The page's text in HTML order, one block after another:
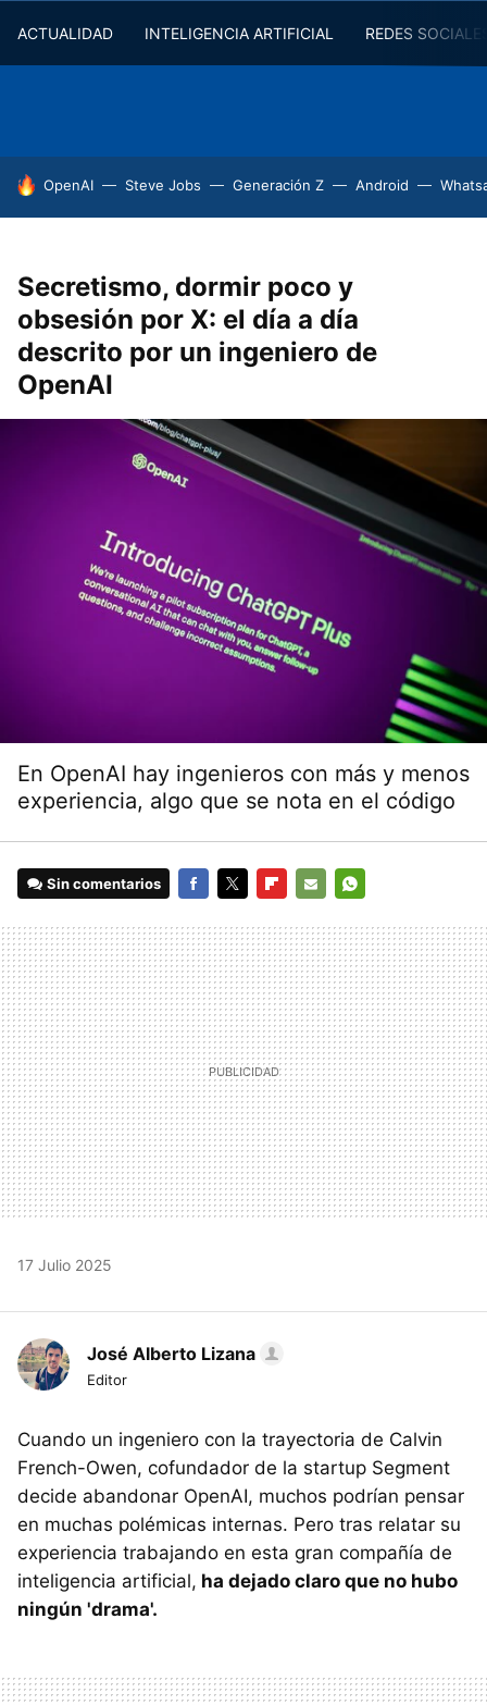
ACTUALIDAD INTELIGENCIA ARTIFICIAL REDES
HOY SE HABLA DE
OpenAI Steve Jobs Generación Z Android
Secretismo, dormir poco y
obsesión por X: el día a día
descrito por un ingeniero de
OpenAI
En OpenAI hay ingenieros con más y menos
experiencia, algo que se nota en el código
Sin comentarios
MAIL
17 Julio 2025
José Alberto Lizana
Editor
Cuando un ingeniero con la trayectoria de Calvin
French-Owen, cofundador de la startup Segment
decide abandonar OpenAI, muchos podrían pensar
en muchas polémicas internas. Pero tras relatar su
experiencia trabajando en esta gran compañía de
inteligencia artificial, ha dejado claro que no hubo
ningún 'drama'.